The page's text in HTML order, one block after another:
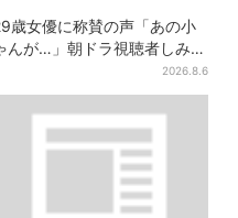
歳女優に称賛の声「あの小
んが…」朝ドラ視聴者しみじ
2026.8.6